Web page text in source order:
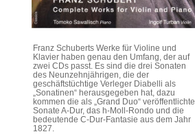
Franz Schuberts Werke für Violine und
Klavier haben genau den Umfang, der auf
zwei CDs passt. Es sind die drei Sonaten
des Neunzehnjährigen, die der
geschäftstüchtige Verleger Diabelli als
„Sonatinen“ herausgegeben hat, dazu
kommen die als „Grand Duo“ veröffentlichte
Sonate A-Dur, das h-Moll-Rondo und die
bedeutende C-Dur-Fantasie aus dem Jahr
1827.